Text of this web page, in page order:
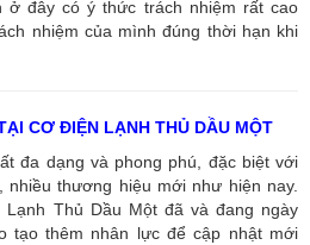
ở đây có ý thức trách nhiệm rất cao
nhiệm của mình đúng thời hạn khi
CƠ ĐIỆN LẠNH THỦ DẦU MỘT
đa dạng và phong phú, đặc biệt với
thương hiệu mới như hiện nay.
Thủ Dầu Một đã và đang ngày
tạo thêm nhân lực để cập nhật mới